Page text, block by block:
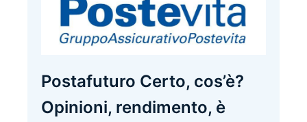
Postafuturo Certo, cos’è?
Opinioni, rendimento, è